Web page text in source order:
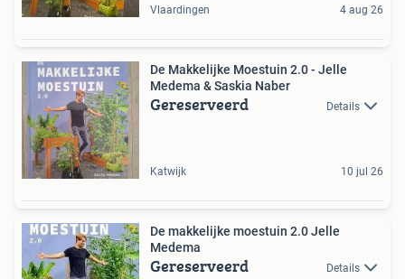
Vlaardingen 4 aug 26
De Makkelijke Moestuin 2.0 - Jelle
Medema & Saskia Naber
Gereserveerd Details
Katwijk 10 jul 26
De makkelijke moestuin 2.0 Jelle
Medema
Gereserveerd Details